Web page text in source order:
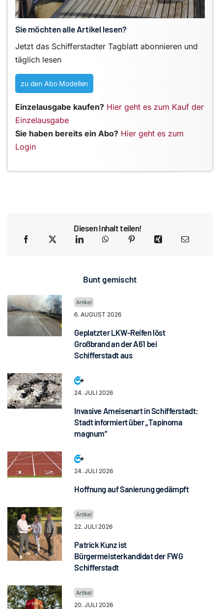
Sie möchten alle Artikel lesen?
Jetzt das Schifferstadter Tagblatt abonnieren und
täglich lesen
zu den Abo Modellen
Einzelausgabe kaufen? Hier geht es zum Kauf der
Einzelausgabe
Sie haben bereits ein Abo? Hier geht es zum
Login
Diesen Inhalt teilen!
Bunt gemischt
6. AUGUST 2026
Geplatzter LKW-Reifen löst
Großbrand an der A61 bei
Schifferstadt aus
24. JULI 2026
Invasive Ameisenart in Schifferstadt:
Stadt informiert über „Tapinoma
magnum“
24. JULI 2026
Hoffnung auf Sanierung gedämpft
22. JULI 2026
Patrick Kunz ist
Bürgermeisterkandidat der FWG
Schifferstadt
20. JULI 2026